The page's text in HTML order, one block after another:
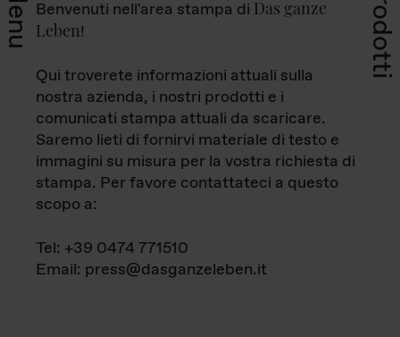
Menu Prodotti
Benvenuti nell'area stampa di Das ganze
Leben!
Qui troverete informazioni attuali sulla
nostra azienda, i nostri prodotti e i
comunicati stampa attuali da scaricare.
Saremo lieti di fornirvi materiale di testo e
immagini su misura per la vostra richiesta di
stampa. Per favore contattateci a questo
scopo a:
Tel: +39 0474 771510
Email: press@dasganzeleben.it